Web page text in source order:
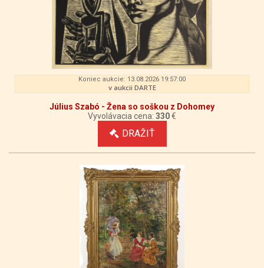
Koniec aukcie: 13.08.2026 19:57:00
v aukcii DARTE
Július Szabó - Žena so soškou z Dohomey
Vyvolávacia cena: 330€
DRAŽIŤ